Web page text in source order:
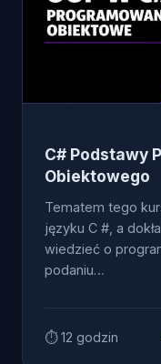
C# Podstawy
Obiektowego
Tematem tego
języku C #, a
wiedzieć o
podaniu…
⏱ 12 godzin